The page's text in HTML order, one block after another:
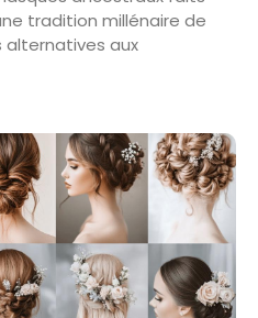
tradition millénaire de
alternatives aux